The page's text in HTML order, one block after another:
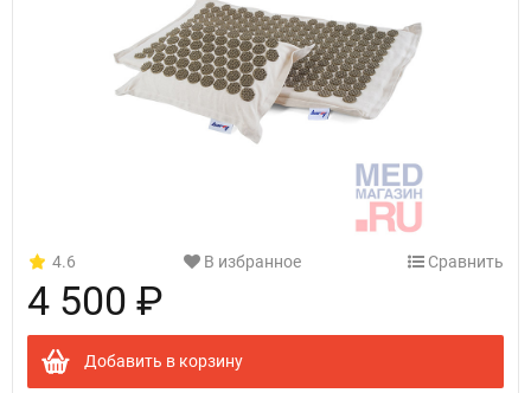
4.6 В избранное Сравнить
4 500 ₽
Добавить в корзину